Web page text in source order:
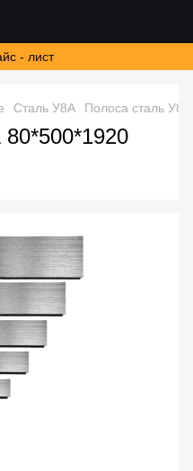
- лист
Сталь У8А Полоса сталь